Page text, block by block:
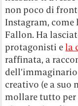
non poco di
Instagram,
Fallon. Ha
protagonisti e la
raffinata, a
creativo (e a suo
mollare tutto per